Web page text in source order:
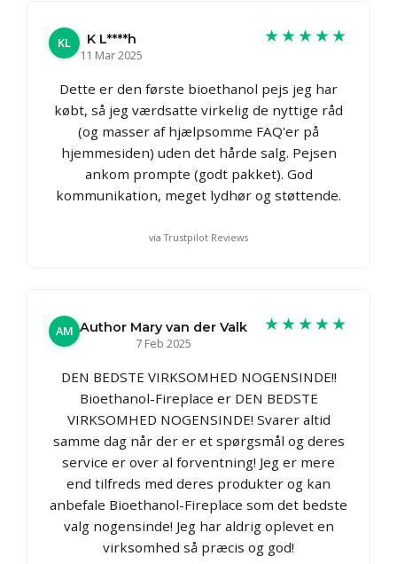
KL
K L****h
11 Mar 2025
★★★★★
Dette er den første bioethanol pejs jeg har
købt, så jeg værdsatte virkelig de nyttige råd
(og masser af hjælpsomme FAQ'er på
hjemmesiden) uden det hårde salg. Pejsen
ankom prompte (godt pakket). God
kommunikation, meget lydhør og støttende.
via Trustpilot Reviews
AM Author Mary van der Valk
7 Feb 2025
★★★★★
DEN BEDSTE VIRKSOMHED NOGENSINDE!!
Bioethanol-Fireplace er DEN BEDSTE
VIRKSOMHED NOGENSINDE! Svarer altid
samme dag når der er et spørgsmål og deres
service er over al forventning! Jeg er mere
end tilfreds med deres produkter og kan
anbefale Bioethanol-Fireplace som det bedste
valg nogensinde! Jeg har aldrig oplevet en
virksomhed så præcis og god!